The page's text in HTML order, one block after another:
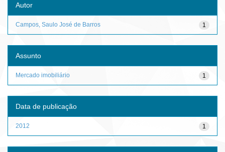
Autor
1
Campos, Saulo José de Barros
Assunto
1
Mercado imobiliário
Data de publicação
1
2012